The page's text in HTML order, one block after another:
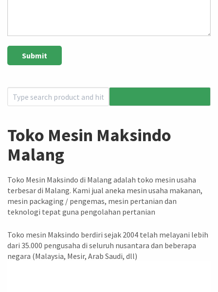
Toko Mesin Maksindo
Malang
Toko Mesin Maksindo di Malang adalah toko mesin usaha
terbesar di Malang. Kami jual aneka mesin usaha makanan,
mesin packaging / pengemas, mesin pertanian dan
teknologi tepat guna pengolahan pertanian
Toko mesin Maksindo berdiri sejak 2004 telah melayani lebih
dari 35.000 pengusaha di seluruh nusantara dan beberapa
negara (Malaysia, Mesir, Arab Saudi, dll)